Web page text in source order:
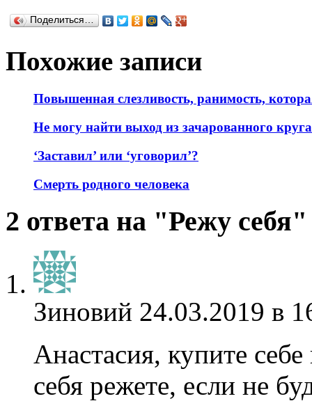
Поделиться…
Похожие записи
Повышенная слезливость, ранимость,
Не могу найти выход из зачарованного
‘Заставил’ или ‘уговорил’?
Смерть родного человека
2 ответа на "Режу себя"
Зиновий 24.03.2019 в
Анастасия, купите
себя режете, если не